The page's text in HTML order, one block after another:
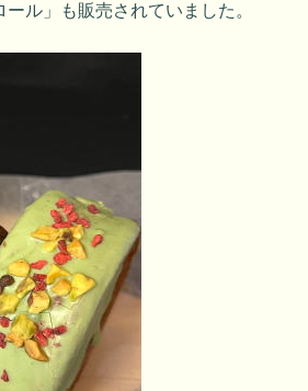
ル」も販売されていました。